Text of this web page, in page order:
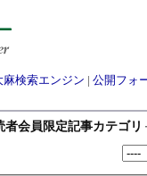
麻検索エンジン | 公開フォ
者会員限定記事カテゴリ